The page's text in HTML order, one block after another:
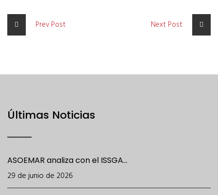
Prev Post Next Post
Últimas Noticias
ASOEMAR analiza con el ISSGA...
29 de junio de 2026